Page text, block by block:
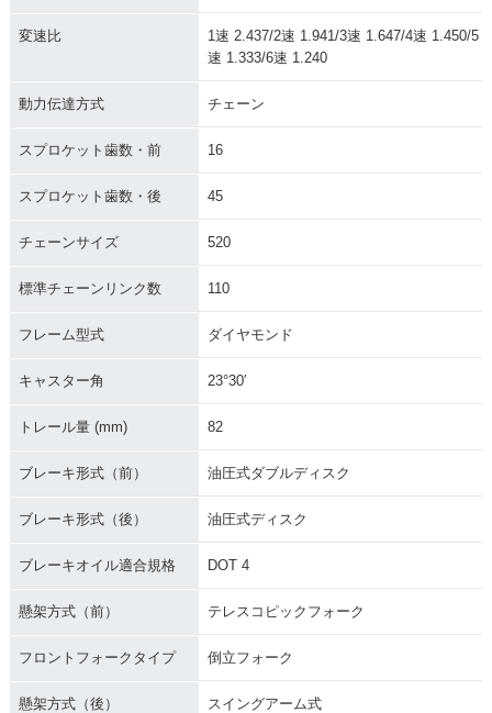
変速比
1速 2.437/2速 1.941/3速 1.647/4速 1.450/5
速 1.333/6速 1.240
動力伝達方式 チェーン
スプロケット歯数・前 16
スプロケット歯数・後 45
チェーンサイズ 520
標準チェーンリンク数 110
フレーム型式 ダイヤモンド
キャスター角 23°30′
トレール量 (mm) 82
ブレーキ形式（前） 油圧式ダブルディスク
ブレーキ形式（後） 油圧式ディスク
ブレーキオイル適合規格 DOT 4
懸架方式（前） テレスコピックフォーク
フロントフォークタイプ 倒立フォーク
懸架方式（後） スイングアーム式